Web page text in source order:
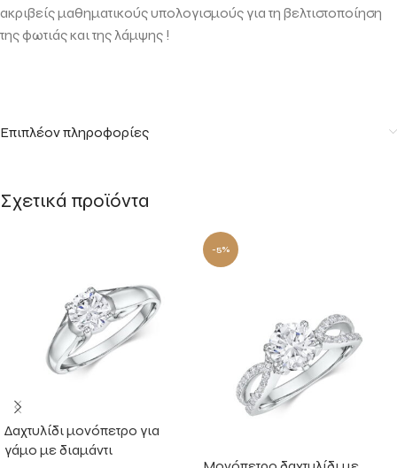
ακριβείς μαθηματικούς υπολογισμούς για τη βελτιστοποίηση
της φωτιάς και της λάμψης !
Επιπλέον πληροφορίες
Σχετικά προϊόντα
Δαχτυλίδι μονόπετρο για
γάμο με διαμάντι
-5%